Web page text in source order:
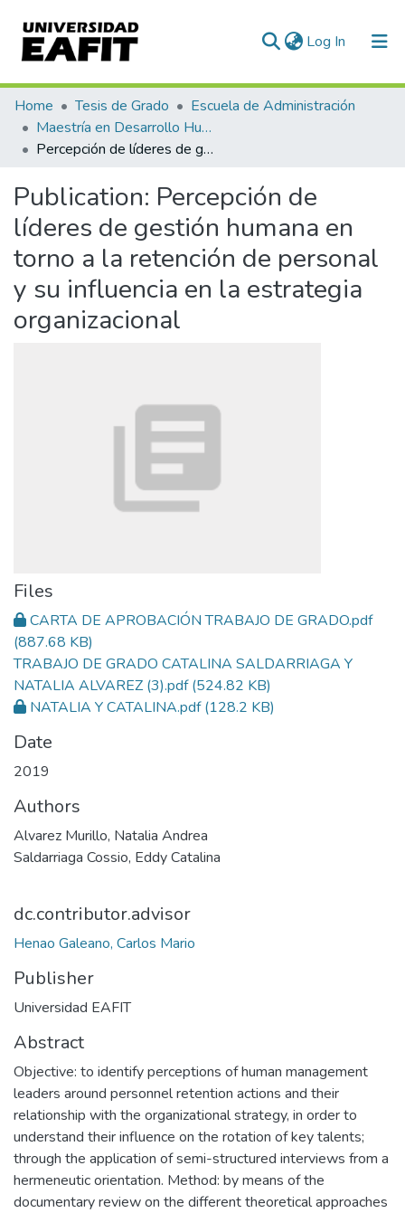
Log In (current)
Communities & Collections
All of DSpace
Home Tesis de Grado
Escuela de Administración
Maestría en Desarrollo Humano Organizacional (tesis)
Percepción de líderes de gestión humana en torno a la retención de personal y su influencia en la estrategia organizacional
Publication: Percepción de
líderes de gestión humana en
torno a la retención de personal
y su influencia en la estrategia
organizacional
Files
CARTA DE APROBACIÓN TRABAJO DE GRADO.pdf
(887.68 KB)
TRABAJO DE GRADO CATALINA SALDARRIAGA Y
NATALIA ALVAREZ (3).pdf(524.82 KB)
NATALIA Y CATALINA.pdf(128.2 KB)
Date
2019
Authors
Alvarez Murillo, Natalia Andrea
Saldarriaga Cossio, Eddy Catalina
dc.contributor.advisor
Henao Galeano, Carlos Mario
Publisher
Universidad EAFIT
Abstract
Objective: to identify perceptions of human management
leaders around personnel retention actions and their
relationship with the organizational strategy, in order to
understand their influence on the rotation of key talents;
through the application of semi-structured interviews from a
hermeneutic orientation. Method: by means of the
documentary review on the different theoretical approaches